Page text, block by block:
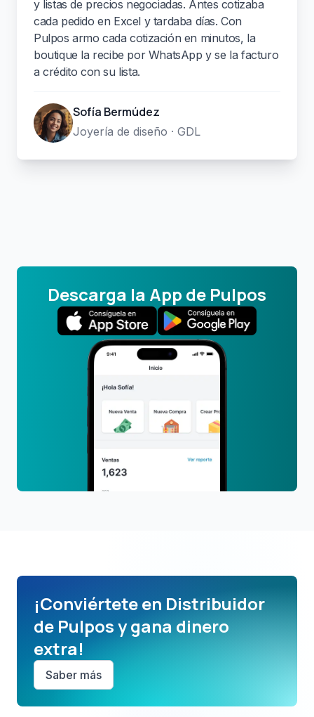
y listas de precios negociadas. Antes cotizaba
cada pedido en Excel y tardaba días. Con
Pulpos armo cada cotización en minutos, la
boutique la recibe por WhatsApp y se la facturo
a crédito con su lista.
Sofía Bermúdez
Joyería de diseño · GDL
Descarga la App de Pulpos
¡Conviértete en Distribuidor
de Pulpos y gana dinero
extra!
Saber más